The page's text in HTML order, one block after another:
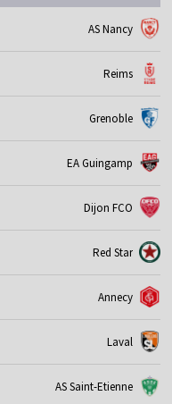
AS Nancy
Reims
Grenoble
EA Guingamp
Dijon FCO
Red Star
Annecy
Laval
AS Saint-Etienne